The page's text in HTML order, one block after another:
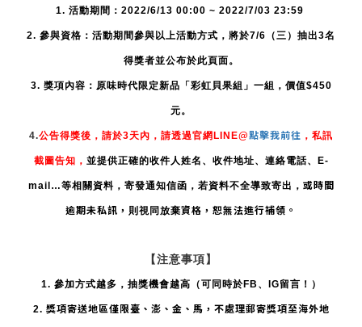
1. 活動期間： 2022/6/13 00:00 ~ 2022/7/03 23:59
2. 參與資格：活動期間參與以上活動方式，將於7/6（三）抽出3名
得獎者並公布於此頁面。
3. 獎項內容：原味時代限定新品「彩虹貝果組」一組，價值$450
元。
4.公告得獎後，請於3天內，請透過官網LINE@點擊我前往 ，私訊
截圖告知， 並提供正確的收件人姓名、 收件地址、連絡電話、 E-
mail …等相關資料， 寄發通知信函， 若資料不全導致寄出， 或時間
逾期未私訊， 則視同放棄資格，恕無法進行補領。
【注意事項】
1. 參加方式越多 ，抽獎機會越高（可同時於FB、IG留言！）
2. 獎項寄送地區僅限臺、澎、金、馬，不處理郵寄獎項至海外地